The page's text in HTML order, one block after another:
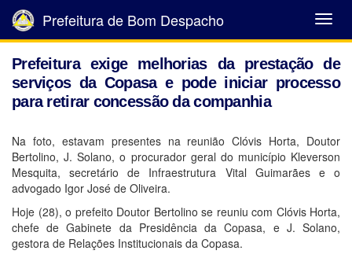
Abrir
Menu
Prefeitura de Bom Despacho
Prefeitura exige melhorias da prestação de
serviços da Copasa e pode iniciar processo
para retirar concessão da companhia
Na foto, estavam presentes na reunião Clóvis Horta, Doutor
Bertolino, J. Solano, o procurador geral do município Kleverson
Mesquita, secretário de Infraestrutura Vital Guimarães e o
advogado Igor José de Oliveira.
Hoje (28), o prefeito Doutor Bertolino se reuniu com Clóvis Horta,
chefe de Gabinete da Presidência da Copasa, e J. Solano,
gestora de Relações Institucionais da Copasa.